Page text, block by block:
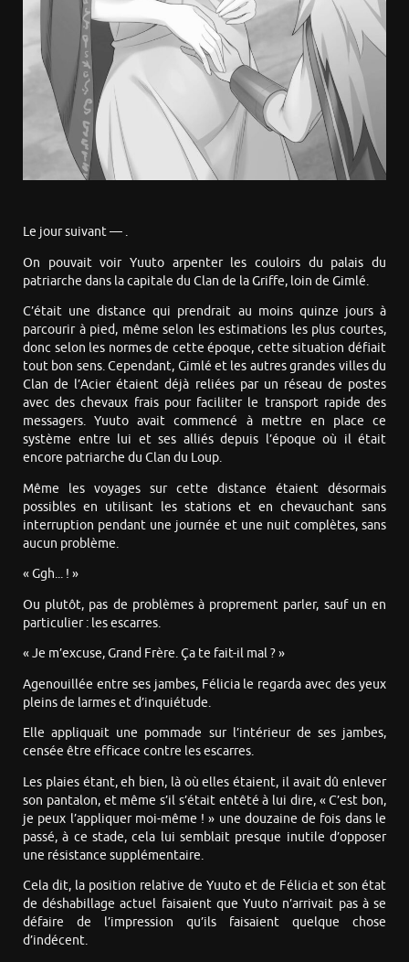
Le jour suivant — .
On pouvait voir Yuuto arpenter les couloirs du palais du
patriarche dans la capitale du Clan de la Griffe, loin de Gimlé.
C’était une distance qui prendrait au moins quinze jours à
parcourir à pied, même selon les estimations les plus courtes,
donc selon les normes de cette époque, cette situation défiait
tout bon sens. Cependant, Gimlé et les autres grandes villes du
Clan de l’Acier étaient déjà reliées par un réseau de postes
avec des chevaux frais pour faciliter le transport rapide des
messagers. Yuuto avait commencé à mettre en place ce
système entre lui et ses alliés depuis l’époque où il était
encore patriarche du Clan du Loup.
Même les voyages sur cette distance étaient désormais
possibles en utilisant les stations et en chevauchant sans
interruption pendant une journée et une nuit complètes, sans
aucun problème.
« Ggh... ! »
Ou plutôt, pas de problèmes à proprement parler, sauf un en
particulier : les escarres.
« Je m’excuse, Grand Frère. Ça te fait-il mal ? »
Agenouillée entre ses jambes, Félicia le regarda avec des yeux
pleins de larmes et d’inquiétude.
Elle appliquait une pommade sur l’intérieur de ses jambes,
censée être efficace contre les escarres.
Les plaies étant, eh bien, là où elles étaient, il avait dû enlever
son pantalon, et même s’il s’était entêté à lui dire, « C’est bon,
je peux l’appliquer moi-même ! » une douzaine de fois dans le
passé, à ce stade, cela lui semblait presque inutile d’opposer
une résistance supplémentaire.
Cela dit, la position relative de Yuuto et de Félicia et son état
de déshabillage actuel faisaient que Yuuto n’arrivait pas à se
défaire de l’impression qu’ils faisaient quelque chose
d’indécent.